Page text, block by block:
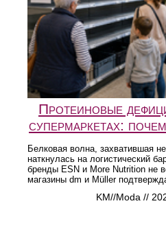
Протеиновые
супермаркетах:
Белковая волна, захватившая
наткнулась на логистический
бренды ESN и More Nutrition не
магазины dm и Müller
KM//Moda //